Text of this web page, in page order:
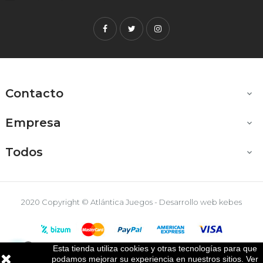
FacebookTwitterInstagram
Contacto 
Empresa 
Todos 
Esta tienda utiliza cookies y otras tecnologías para que
podamos mejorar su experiencia en nuestros sitios. Ver
2020 Copyright © Atlántica Juegos - Desarrollo web kebes